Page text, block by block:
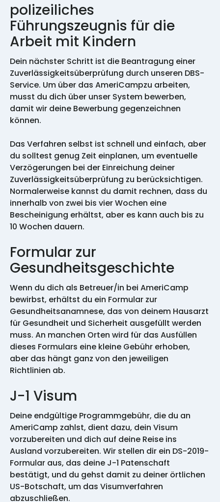
polizeiliches
Führungszeugnis für die
Arbeit mit Kindern
Dein nächster Schritt ist die Beantragung einer
Zuverlässigkeitsüberprüfung durch unseren DBS-
Service. Um über das AmeriCampzu arbeiten,
musst du dich über unser System bewerben,
damit wir deine Bewerbung gegenzeichnen
können.
Das Verfahren selbst ist schnell und einfach, aber
du solltest genug Zeit einplanen, um eventuelle
Verzögerungen bei der Einreichung deiner
Zuverlässigkeitsüberprüfung zu berücksichtigen.
Normalerweise kannst du damit rechnen, dass du
innerhalb von zwei bis vier Wochen eine
Bescheinigung erhältst, aber es kann auch bis zu
10 Wochen dauern.
Formular zur
Gesundheitsgeschichte
Wenn du dich als Betreuer/in bei AmeriCamp
bewirbst, erhältst du ein Formular zur
Gesundheitsanamnese, das von deinem Hausarzt
für Gesundheit und Sicherheit ausgefüllt werden
muss. An manchen Orten wird für das Ausfüllen
dieses Formulars eine kleine Gebühr erhoben,
aber das hängt ganz von den jeweiligen
Richtlinien ab.
J-1 Visum
Deine endgültige Programmgebühr, die du an
AmeriCamp zahlst, dient dazu, dein Visum
vorzubereiten und dich auf deine Reise ins
Ausland vorzubereiten. Wir stellen dir ein DS-2019-
Formular aus, das deine J-1 Patenschaft
bestätigt, und du gehst damit zu deiner örtlichen
US-Botschaft, um das Visumverfahren
abzuschließen.